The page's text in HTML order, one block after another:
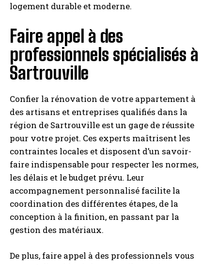
logement durable et moderne.
Faire appel à des
professionnels spécialisés à
Sartrouville
Confier la rénovation de votre appartement à
des artisans et entreprises qualifiés dans la
région de Sartrouville est un gage de réussite
pour votre projet. Ces experts maîtrisent les
contraintes locales et disposent d’un savoir-
faire indispensable pour respecter les normes,
les délais et le budget prévu. Leur
accompagnement personnalisé facilite la
coordination des différentes étapes, de la
conception à la finition, en passant par la
gestion des matériaux.
De plus, faire appel à des professionnels vous